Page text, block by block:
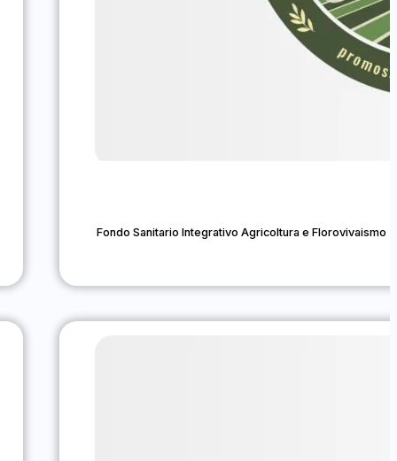
Fondo Sanitario Integrativo Agricoltura e Florovivaismo |